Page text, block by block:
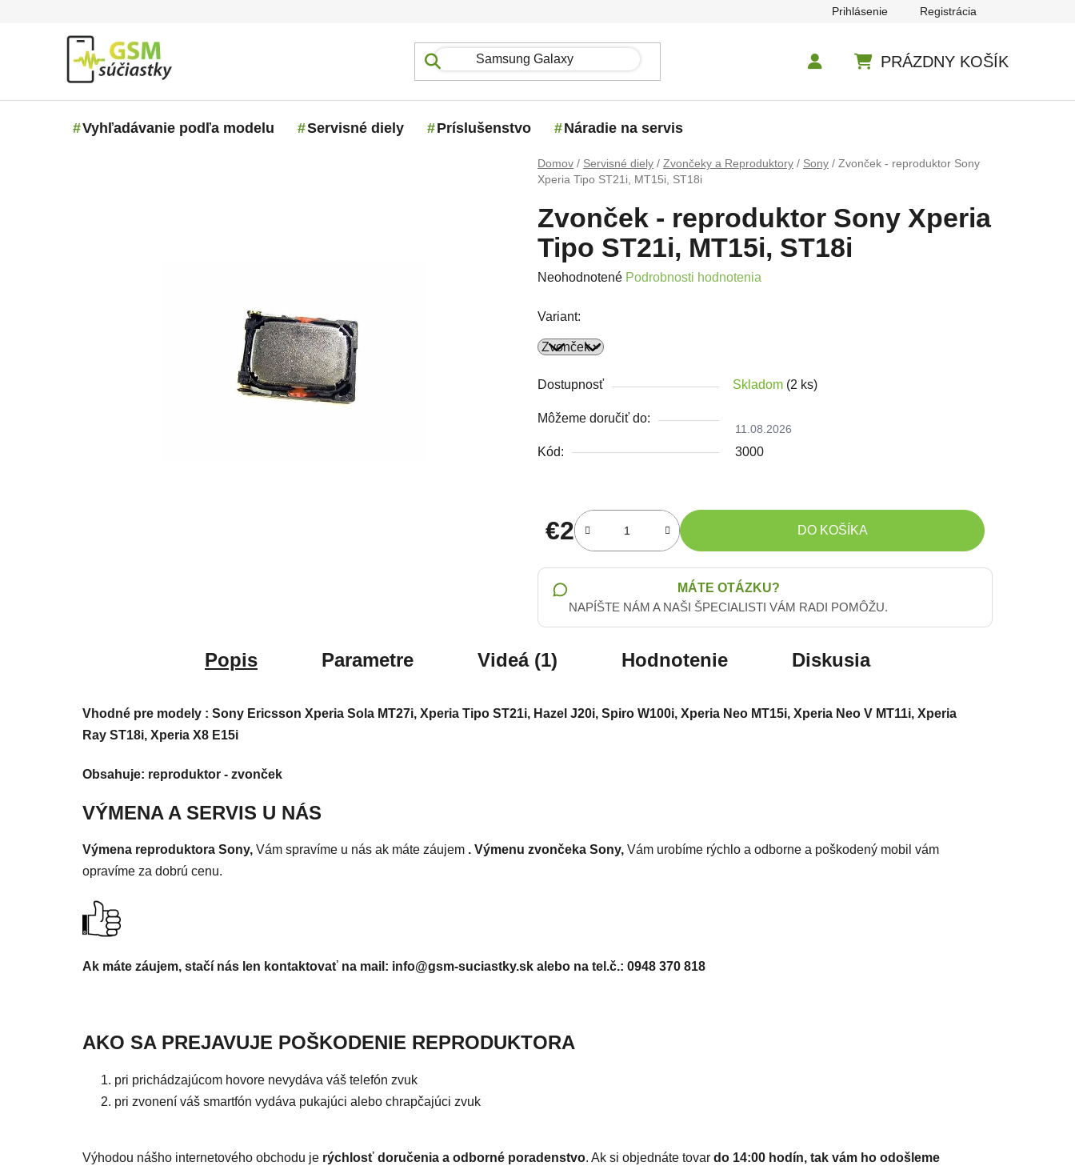
Prihlásenie Registrácia
PRÁZDNY KOŠÍK
Vyhľadávanie podľa modelu Servisné diely Príslušenstvo Náradie na servis
Domov / Servisné diely / Zvončeky a Reproduktory / Sony / Zvonček - reproduktor Sony
Xperia Tipo ST21i, MT15i, ST18i
Zvonček - reproduktor Sony Xperia
Tipo ST21i, MT15i, ST18i
Priemerné hodnotenie produktu je 0,0 z 5 hviezdičiek.
Neohodnotené Podrobnosti hodnotenia
Variant:
Dostupnosť Skladom (2 ks)
Môžeme doručiť do:
11.08.2026
Kód: 3000
€2
Jednotková cena:
DO KOŠÍKA
MÁTE OTÁZKU?
NAPÍŠTE NÁM A NAŠI ŠPECIALISTI VÁM RADI POMÔŽU.
Popis Parametre Videá (1) Hodnotenie Diskusia
Vhodné pre modely : Sony Ericsson Xperia Sola MT27i, Xperia Tipo ST21i, Hazel J20i, Spiro W100i, Xperia Neo MT15i, Xperia Neo V MT11i, Xperia
Ray ST18i, Xperia X8 E15i
Obsahuje: reproduktor - zvonček
VÝMENA A SERVIS U NÁS
Výmena reproduktora Sony, Vám spravíme u nás ak máte záujem . Výmenu zvončeka Sony, Vám urobíme rýchlo a odborne a poškodený mobil vám
opravíme za dobrú cenu.
Ak máte záujem, stačí nás len kontaktovať na mail: info@gsm-suciastky.sk alebo na tel.č.: 0948 370 818
AKO SA PREJAVUJE POŠKODENIE REPRODUKTORA
pri prichádzajúcom hovore nevydáva váš telefón zvuk
pri zvonení váš smartfón vydáva pukajúci alebo chrapčajúci zvuk
Výhodou nášho internetového obchodu je rýchlosť doručenia a odborné poradenstvo. Ak si objednáte tovar do 14:00 hodín, tak vám ho odošleme